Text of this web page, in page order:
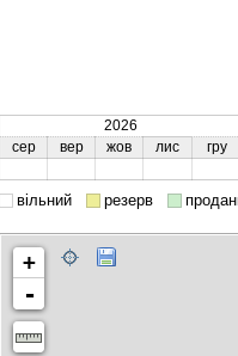
2026
сер
вер жов лис гру
вільний резерв
+
-